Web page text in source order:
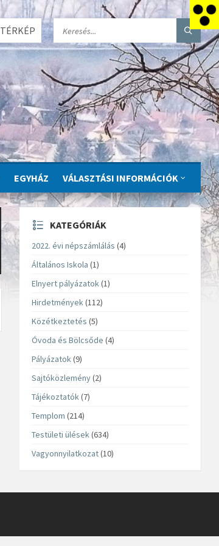
EGYHÁZ VÁLASZTÁSI INFORMÁCIÓK
TÉRKÉP
KATEGÓRIÁK
2022. évi népszámlálás (4)
Általános Iskola (1)
Elnyert pályázatok(1)
Hirdetmények(112)
Közétkeztetés (5)
Óvoda és Bölcsőde (4)
Pályázatok(9)
Sajtóközlemény(2)
Tájékoztatók(7)
Templom (214)
Testületi ülések(634)
Vagyonnyilatkozat(10)